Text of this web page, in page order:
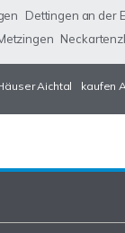
Dettingen an der
Aichtal kaufen